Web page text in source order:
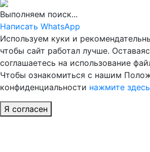
Выполняем поиск...
Написать WhatsApp
Используем куки и
чтобы сайт работал лучше.
соглашаетесь на использование
Чтобы ознакомиться с нашим
конфиденциальности нажмите здесь
Я согласен